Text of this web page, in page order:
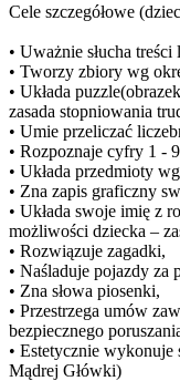
Cele szczegółowe
• Uważnie słucha
• Tworzy zbiory wg
• Układa
zasada stopniowania
• Umie przeliczać
• Rozpoznaje cyfry 1 -
• Układa przedmioty
• Zna zapis graficzny
• Układa swoje imię z
możliwości dziecka –
• Rozwiązuje zagadki,
• Naśladuje pojazdy za
• Zna słowa piosenki,
• Przestrzega umów
bezpiecznego
• Estetycznie
Mądrej Główki)